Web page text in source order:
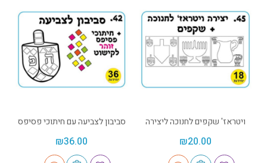
ויטראז' שקפים לחנוכה ליצירה
₪20.00
סביבון לצביעה עם חיתוכי פסיפס
₪36.00